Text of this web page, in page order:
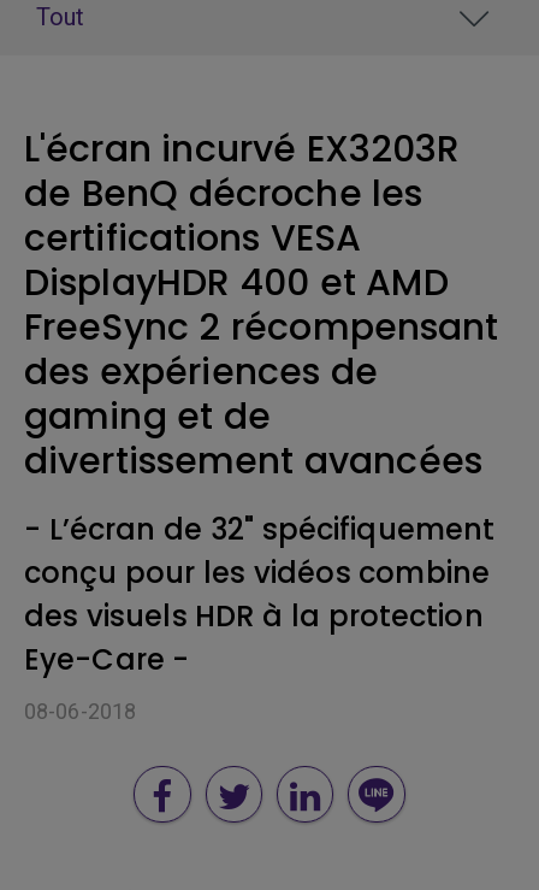
Tout
L'écran incurvé EX3203R
de BenQ décroche les
certifications VESA
DisplayHDR 400 et AMD
FreeSync 2 récompensant
des expériences de
gaming et de
divertissement avancées
- L’écran de 32" spécifiquement
conçu pour les vidéos combine
des visuels HDR à la protection
Eye-Care -
08-06-2018